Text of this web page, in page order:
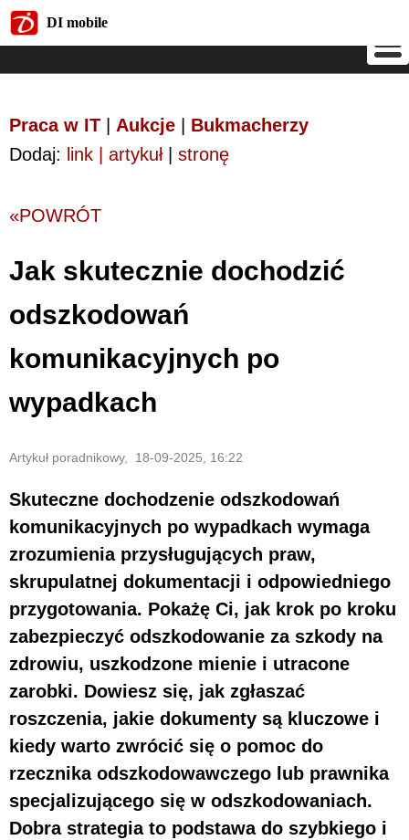
DI mobile
Praca w IT Aukcje
Bukmacherzy
Dodaj: link | artykuł| stronę
«POWRÓT
Jak skutecznie dochodzić
odszkodowań
komunikacyjnych po
wypadkach
Artykuł poradnikowy, 18-09-2025, 16:22
Skuteczne dochodzenie odszkodowań
komunikacyjnych po wypadkach wymaga
zrozumienia przysługujących praw,
skrupulatnej dokumentacji i odpowiedniego
przygotowania. Pokażę Ci, jak krok po kroku
zabezpieczyć odszkodowanie za szkody na
zdrowiu, uszkodzone mienie i utracone
zarobki. Dowiesz się, jak zgłaszać
roszczenia, jakie dokumenty są kluczowe i
kiedy warto zwrócić się o pomoc do
rzecznika odszkodowawczego lub prawnika
specjalizującego się w odszkodowaniach.
Dobra strategia to podstawa do szybkiego i
DI mobile